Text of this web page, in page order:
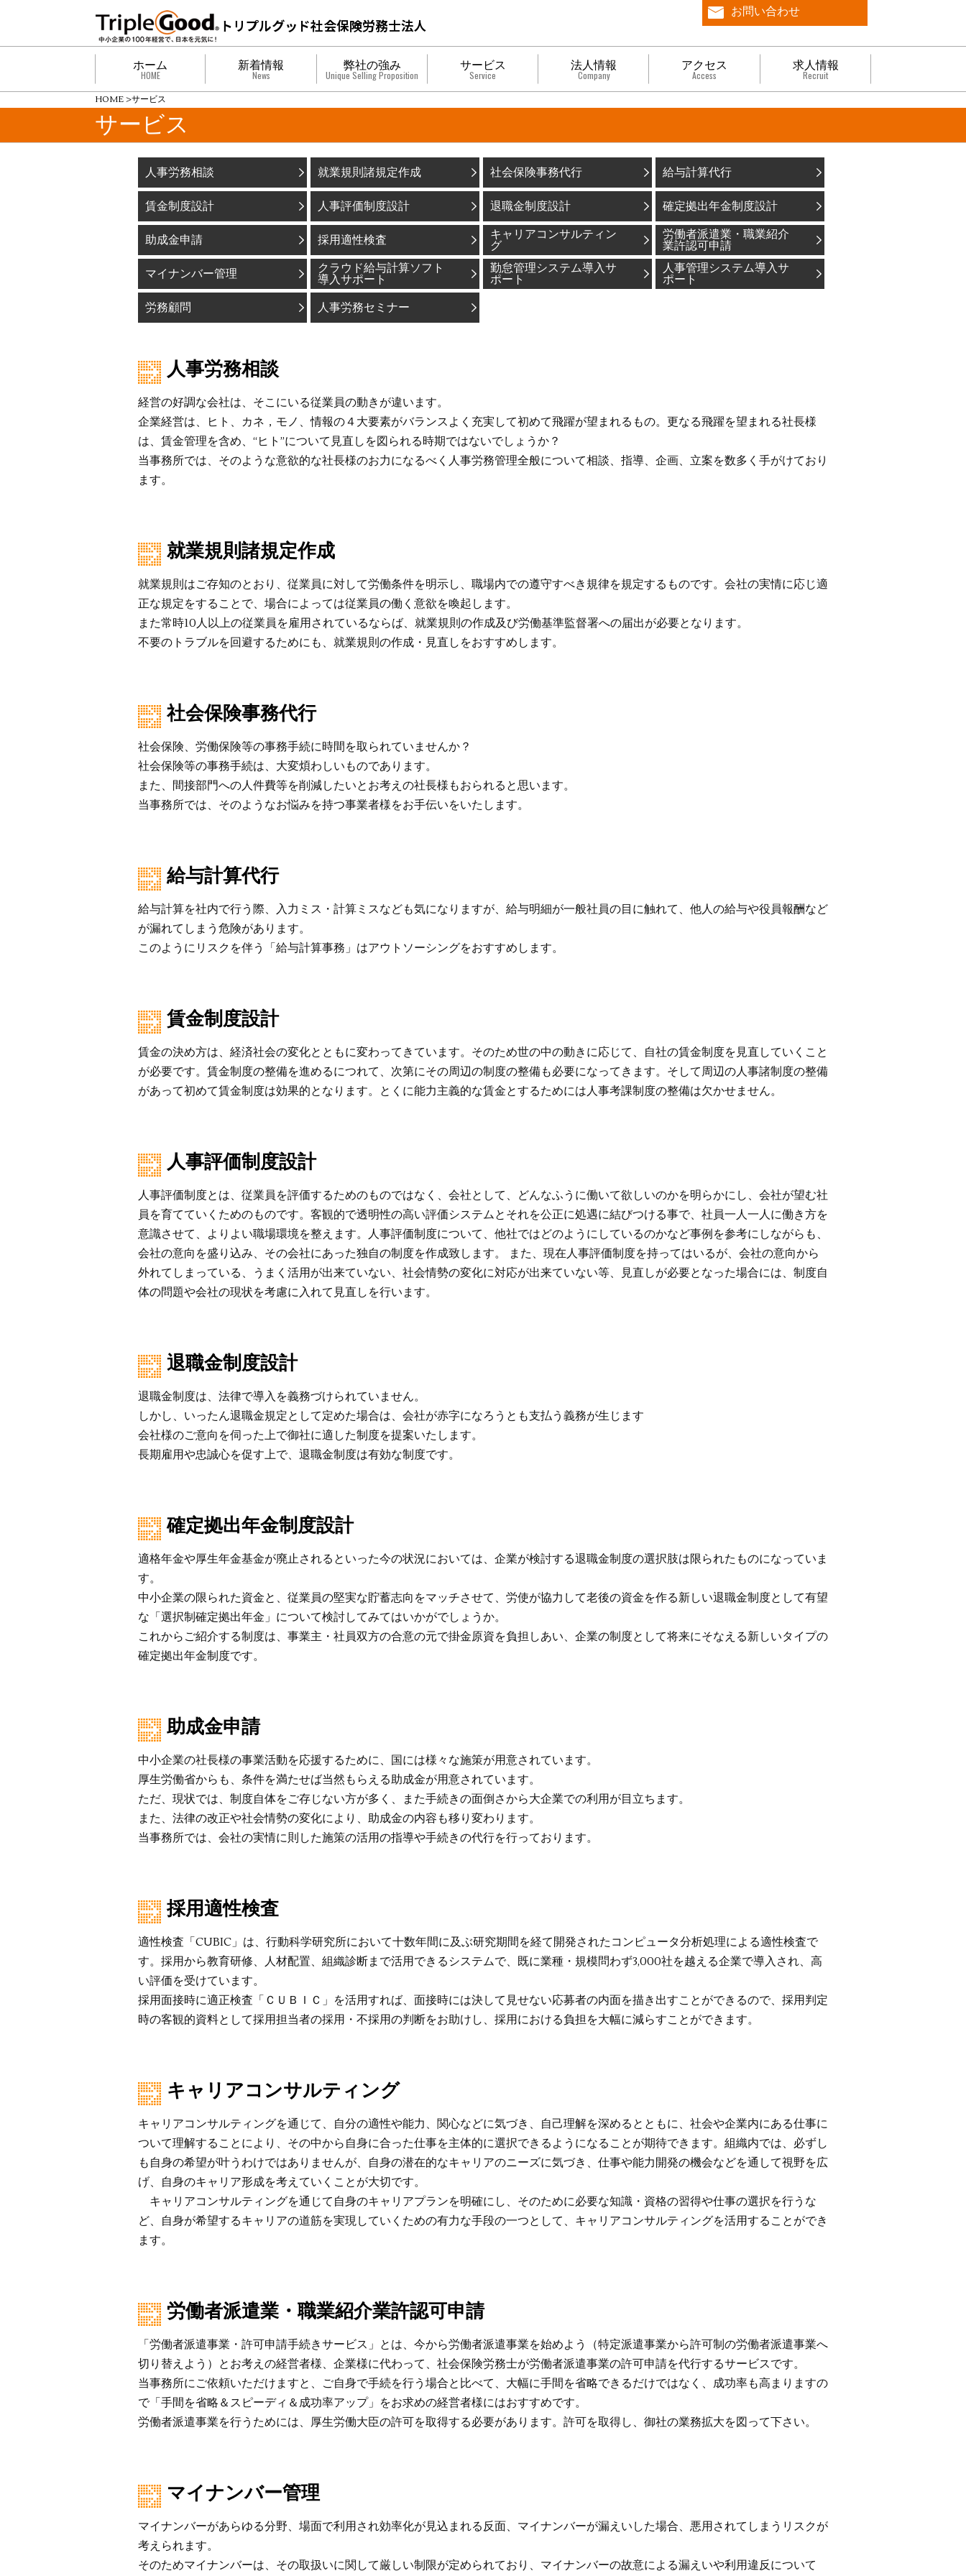
お問い合わせ
ホーム
HOME
新着情報
News
弊社の強み
Unique Selling Proposition
サービス
Service
法人情報
Company
アクセス
Access
求人情報
Recruit
HOME >サービス
サービス
人事労務相談 就業規則諸規定作成 社会保険事務代行 給与計算代行
賃金制度設計 人事評価制度設計 退職金制度設計 確定拠出年金制度設計
助成金申請 採用適性検査
キャリアコンサルティン
グ
労働者派遣業・職業紹介
業許認可申請
マイナンバー管理
クラウド給与計算ソフト
導入サポート
勤怠管理システム導入サ
ポート
人事管理システム導入サ
ポート
労務顧問
人事労務セミナー
人事労務相談
経営の好調な会社は、そこにいる従業員の動きが違います。
企業経営は、ヒト、カネ，モノ、情報の４大要素がバランスよく充実して初めて飛躍が望まれるもの。更なる飛躍を望まれる社長様
は、賃金管理を含め、“ヒト”について見直しを図られる時期ではないでしょうか？
当事務所では、そのような意欲的な社長様のお力になるべく人事労務管理全般について相談、指導、企画、立案を数多く手がけており
ます。
就業規則諸規定作成
就業規則はご存知のとおり、従業員に対して労働条件を明示し、職場内での遵守すべき規律を規定するものです。会社の実情に応じ適
正な規定をすることで、場合によっては従業員の働く意欲を喚起します。
また常時10人以上の従業員を雇用されているならば、就業規則の作成及び労働基準監督署への届出が必要となります。
不要のトラブルを回避するためにも、就業規則の作成・見直しをおすすめします。
社会保険事務代行
社会保険、労働保険等の事務手続に時間を取られていませんか？
社会保険等の事務手続は、大変煩わしいものであります。
また、間接部門への人件費等を削減したいとお考えの社長様もおられると思います。
当事務所では、そのようなお悩みを持つ事業者様をお手伝いをいたします。
給与計算代行
給与計算を社内で行う際、入力ミス・計算ミスなども気になりますが、給与明細が一般社員の目に触れて、他人の給与や役員報酬など
が漏れてしまう危険があります。
このようにリスクを伴う「給与計算事務」はアウトソーシングをおすすめします。
賃金制度設計
賃金の決め方は、経済社会の変化とともに変わってきています。そのため世の中の動きに応じて、自社の賃金制度を見直していくこと
が必要です。賃金制度の整備を進めるにつれて、次第にその周辺の制度の整備も必要になってきます。そして周辺の人事諸制度の整備
があって初めて賃金制度は効果的となります。とくに能力主義的な賃金とするためには人事考課制度の整備は欠かせません。
人事評価制度設計
人事評価制度とは、従業員を評価するためのものではなく、会社として、どんなふうに働いて欲しいのかを明らかにし、会社が望む社
員を育てていくためのものです。客観的で透明性の高い評価システムとそれを公正に処遇に結びつける事で、社員一人一人に働き方を
意識させて、よりよい職場環境を整えます。人事評価制度について、他社ではどのようにしているのかなど事例を参考にしながらも、
会社の意向を盛り込み、その会社にあった独自の制度を作成致します。 また、現在人事評価制度を持ってはいるが、会社の意向から
外れてしまっている、うまく活用が出来ていない、社会情勢の変化に対応が出来ていない等、見直しが必要となった場合には、制度自
体の問題や会社の現状を考慮に入れて見直しを行います。
退職金制度設計
退職金制度は、法律で導入を義務づけられていません。
しかし、いったん退職金規定として定めた場合は、会社が赤字になろうとも支払う義務が生じます
会社様のご意向を伺った上で御社に適した制度を提案いたします。
長期雇用や忠誠心を促す上で、退職金制度は有効な制度です。
確定拠出年金制度設計
適格年金や厚生年金基金が廃止されるといった今の状況においては、企業が検討する退職金制度の選択肢は限られたものになっていま
す。
中小企業の限られた資金と、従業員の堅実な貯蓄志向をマッチさせて、労使が協力して老後の資金を作る新しい退職金制度として有望
な「選択制確定拠出年金」について検討してみてはいかがでしょうか。
これからご紹介する制度は、事業主・社員双方の合意の元で掛金原資を負担しあい、企業の制度として将来にそなえる新しいタイプの
確定拠出年金制度です。
助成金申請
中小企業の社長様の事業活動を応援するために、国には様々な施策が用意されています。
厚生労働省からも、条件を満たせば当然もらえる助成金が用意されています。
ただ、現状では、制度自体をご存じない方が多く、また手続きの面倒さから大企業での利用が目立ちます。
また、法律の改正や社会情勢の変化により、助成金の内容も移り変わります。
当事務所では、会社の実情に則した施策の活用の指導や手続きの代行を行っております。
採用適性検査
適性検査「CUBIC」は、行動科学研究所において十数年間に及ぶ研究期間を経て開発されたコンピュータ分析処理による適性検査で
す。採用から教育研修、人材配置、組織診断まで活用できるシステムで、既に業種・規模問わず3,000社を越える企業で導入され、高
い評価を受けています。
採用面接時に適正検査「ＣＵＢＩＣ」を活用すれば、面接時には決して見せない応募者の内面を描き出すことができるので、採用判定
時の客観的資料として採用担当者の採用・不採用の判断をお助けし、採用における負担を大幅に減らすことができます。
キャリアコンサルティング
キャリアコンサルティングを通じて、自分の適性や能力、関心などに気づき、自己理解を深めるとともに、社会や企業内にある仕事に
ついて理解することにより、その中から自身に合った仕事を主体的に選択できるようになることが期待できます。組織内では、必ずし
も自身の希望が叶うわけではありませんが、自身の潜在的なキャリアのニーズに気づき、仕事や能力開発の機会などを通して視野を広
げ、自身のキャリア形成を考えていくことが大切です。
キャリアコンサルティングを通じて自身のキャリアプランを明確にし、そのために必要な知識・資格の習得や仕事の選択を行うな
ど、自身が希望するキャリアの道筋を実現していくための有力な手段の一つとして、キャリアコンサルティングを活用することができ
ます。
労働者派遣業・職業紹介業許認可申請
「労働者派遣事業・許可申請手続きサービス」とは、今から労働者派遣事業を始めよう（特定派遣事業から許可制の労働者派遣事業へ
切り替えよう）とお考えの経営者様、企業様に代わって、社会保険労務士が労働者派遣事業の許可申請を代行するサービスです。
当事務所にご依頼いただけますと、ご自身で手続を行う場合と比べて、大幅に手間を省略できるだけではなく、成功率も高まりますの
で「手間を省略＆スピーディ＆成功率アップ」をお求めの経営者様にはおすすめです。
労働者派遣事業を行うためには、厚生労働大臣の許可を取得する必要があります。許可を取得し、御社の業務拡大を図って下さい。
マイナンバー管理
マイナンバーがあらゆる分野、場面で利用され効率化が見込まれる反面、マイナンバーが漏えいした場合、悪用されてしまうリスクが
考えられます。
そのためマイナンバーは、その取扱いに関して厳しい制限が定められており、マイナンバーの故意による漏えいや利用違反について